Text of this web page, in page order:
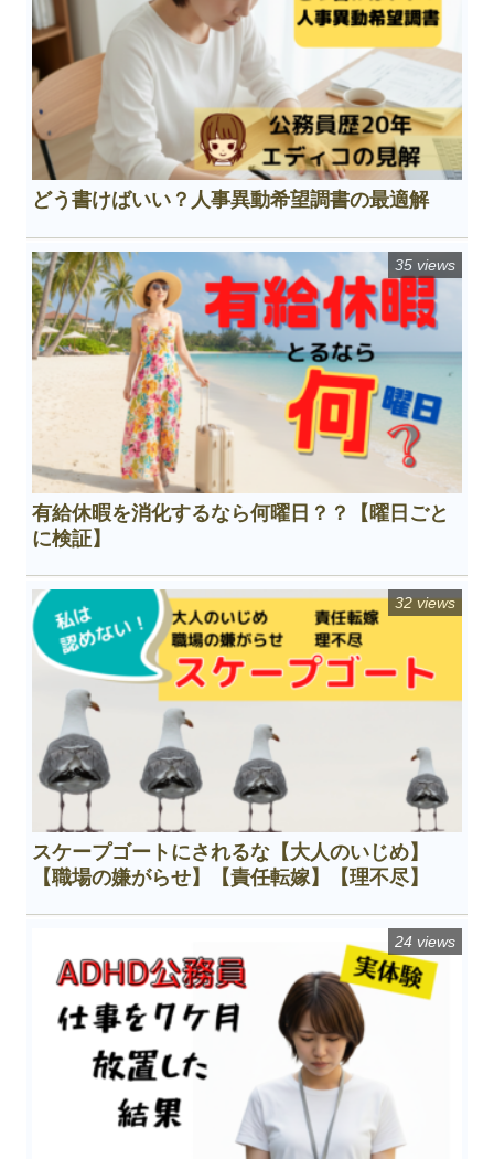
どう書けばいい？人事異動希望調書の最適解
有給休暇を消化するなら何曜日？？【曜日ごと
に検証】
35 views
スケープゴートにされるな【大人のいじめ】
【職場の嫌がらせ】【責任転嫁】【理不尽】
32 views
24 views